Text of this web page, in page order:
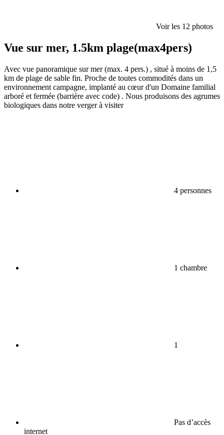
Voir les 12 photos
Vue sur mer, 1.5km plage(max4pers)
Avec vue panoramique sur mer (max. 4 pers.) , situé à moins de 1,5
km de plage de sable fin. Proche de toutes commodités dans un
environnement campagne, implanté au cœur d'un Domaine familial
arboré et fermée (barrière avec code) . Nous produisons des agrumes
biologiques dans notre verger à visiter
4 personnes
1 chambre
1
Pas d’accès
internet